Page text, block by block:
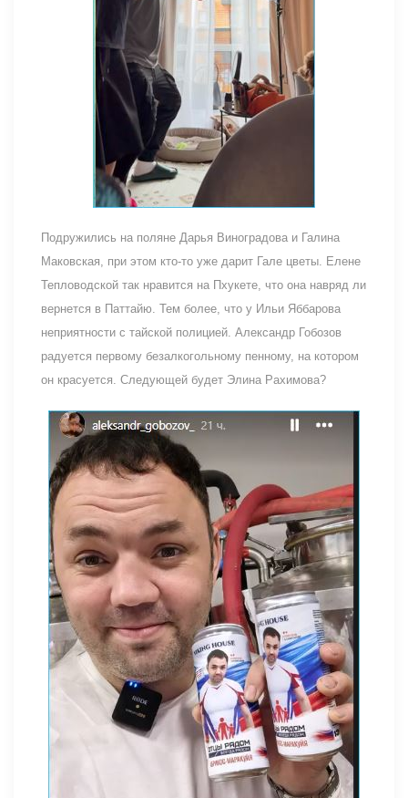
Подружились на поляне Дарья Виноградова и Галина
Маковская, при этом кто-то уже дарит Гале цветы. Елене
Тепловодской так нравится на Пхукете, что она навряд ли
вернется в Паттайю. Тем более, что у Ильи Яббарова
неприятности с тайской полицией. Александр Гобозов
радуется первому безалкогольному пенному, на котором
он красуется. Следующей будет Элина Рахимова?